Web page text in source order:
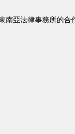
南亞法律事務所的合